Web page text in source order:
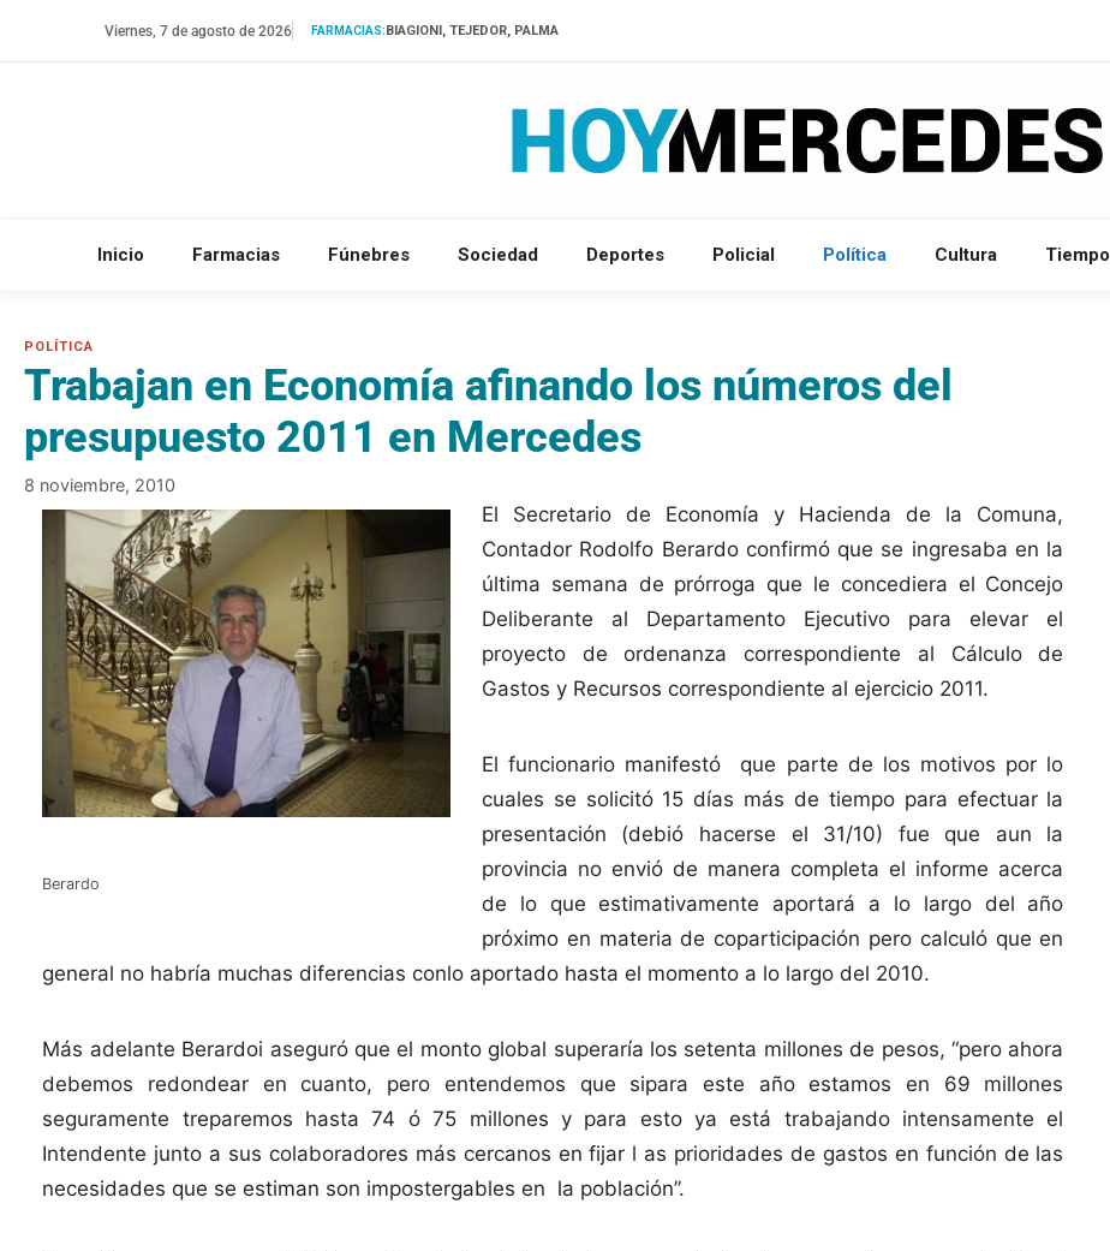
Viernes, 7 de agosto de 2026 FARMACIAS:BIAGIONI, TEJEDOR, PALMA
Inicio Farmacias Fúnebres Sociedad Deportes Policial Política Cultura Tiempo
Trabajan en Economía afinando los números del
presupuesto 2011 en Mercedes
8 noviembre, 2010
Berardo
El Secretario de Economía y Hacienda de la Comuna,
Contador Rodolfo Berardo confirmó que se ingresaba en la
última semana de prórroga que le concediera el Concejo
Deliberante al Departamento Ejecutivo para elevar el
proyecto de ordenanza correspondiente al Cálculo de
Gastos y Recursos correspondiente al ejercicio 2011.
El funcionario manifestó que parte de los motivos por lo
cuales se solicitó 15 días más de tiempo para efectuar la
presentación (debió hacerse el 31/10) fue que aun la
provincia no envió de manera completa el informe acerca
de lo que estimativamente aportará a lo largo del año
próximo en materia de coparticipación pero calculó que en
general no habría muchas diferencias conlo aportado hasta el momento a lo largo del 2010.
Más adelante Berardoi aseguró que el monto global superaría los setenta millones de pesos, “pero ahora
debemos redondear en cuanto, pero entendemos que sipara este año estamos en 69 millones
seguramente treparemos hasta 74 ó 75 millones y para esto ya está trabajando intensamente el
Intendente junto a sus colaboradores más cercanos en fijar l as prioridades de gastos en función de las
necesidades que se estiman son impostergables en la población”.